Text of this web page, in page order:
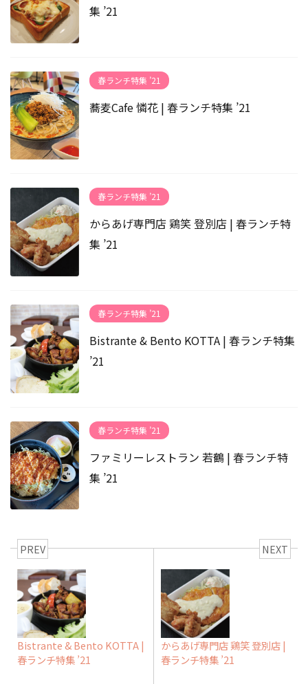
集 ’21
春ランチ特集 ’21
蕎麦Cafe 憐花 | 春ランチ特集 ’21
春ランチ特集 ’21
からあげ専門店 鶏笑 登別店 | 春ランチ特
集 ’21
春ランチ特集 ’21
Bistrante & Bento KOTTA | 春ランチ特集
’21
春ランチ特集 ’21
ファミリーレストラン 若鶴 | 春ランチ特
集 ’21
PREV
Bistrante & Bento KOTTA |
春ランチ特集 ’21
NEXT
からあげ専門店 鶏笑 登別店 |
春ランチ特集 ’21